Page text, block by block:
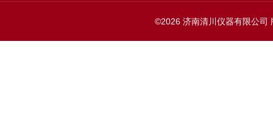
©2026 济南清川仪器有限公